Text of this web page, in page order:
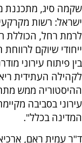
שקמה סיג, מתכננת
ישראל: רשות
לרמת רחל, הכוללת
ייחודי שיוקם
בין פיתוח עירוני
לקהילה העתידית
ההיסטוריה ממש
עירוני בסביבה
המדינה בכלל".
ד"ר עמית ראם,